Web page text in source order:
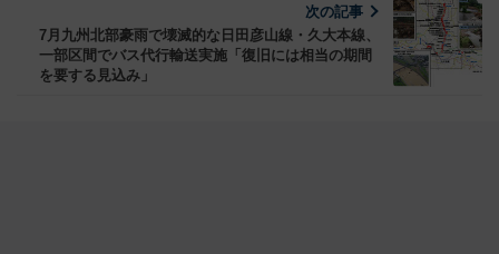
次の記事
7月九州北部豪雨で壊滅的な日田彦山線・久大本線、
一部区間でバス代行輸送実施「復旧には相当の期間
を要する見込み」